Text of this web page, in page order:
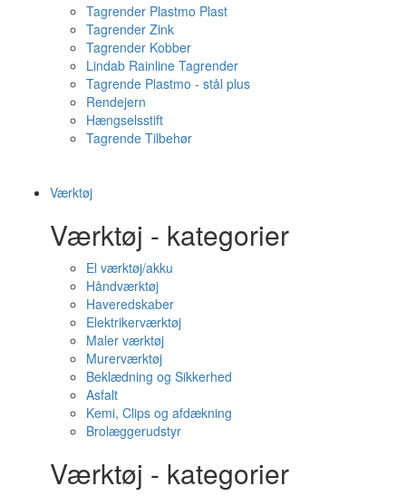
Tagrender Plastmo Plast
Tagrender Zink
Tagrender Kobber
Lindab Rainline Tagrender
Tagrende Plastmo - stål plus
Rendejern
Hængselsstift
Tagrende Tilbehør
Værktøj
Værktøj - kategorier
El værktøj/akku
Håndværktøj
Haveredskaber
Elektrikerværktøj
Maler værktøj
Murerværktøj
Beklædning og Sikkerhed
Asfalt
Kemi, Clips og afdækning
Brolæggerudstyr
Værktøj - kategorier